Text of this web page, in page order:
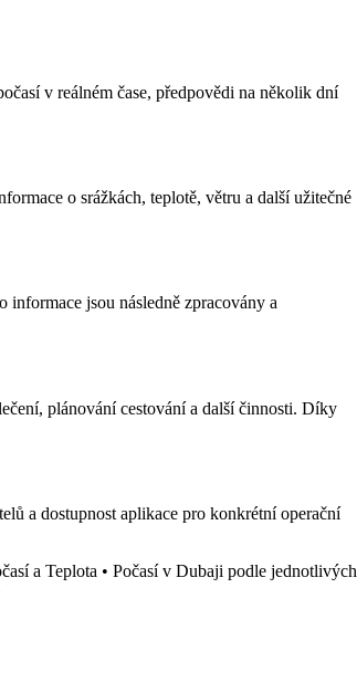
v reálném čase, předpovědi na několik dní
o srážkách, teplotě, větru a další užitečné
jsou následně zpracovány a
plánování cestování a další činnosti. Díky
a dostupnost aplikace pro konkrétní operační
a Teplota • Počasí v Dubaji podle jednotlivých